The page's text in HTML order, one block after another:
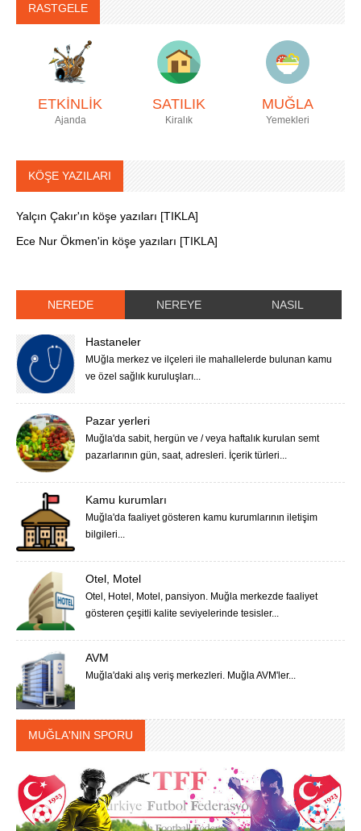
RASTGELE
ETKİNLİK
Ajanda
SATILIK
Kiralık
MUĞLA
Yemekleri
KÖŞE YAZILARI
Yalçın Çakır'ın köşe yazıları [TIKLA]
Ece Nur Ökmen'in köşe yazıları [TIKLA]
NEREDE NEREYE NASIL
Hastaneler
MUğla merkez ve ilçeleri ile mahallelerde bulunan kamu
ve özel sağlık kuruluşları...
Pazar yerleri
Muğla'da sabit, hergün ve / veya haftalık kurulan semt
pazarlarının gün, saat, adresleri. İçerik türleri...
Kamu kurumları
Muğla'da faaliyet gösteren kamu kurumlarının iletişim
bilgileri...
Otel, Motel
Otel, Hotel, Motel, pansiyon. Muğla merkezde faaliyet
gösteren çeşitli kalite seviyelerinde tesisler...
AVM
Muğla'daki alış veriş merkezleri. Muğla AVM'ler...
MUĞLA'NIN SPORU